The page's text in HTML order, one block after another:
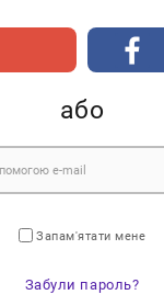
або
Запам'ятати мене
Забули пароль?